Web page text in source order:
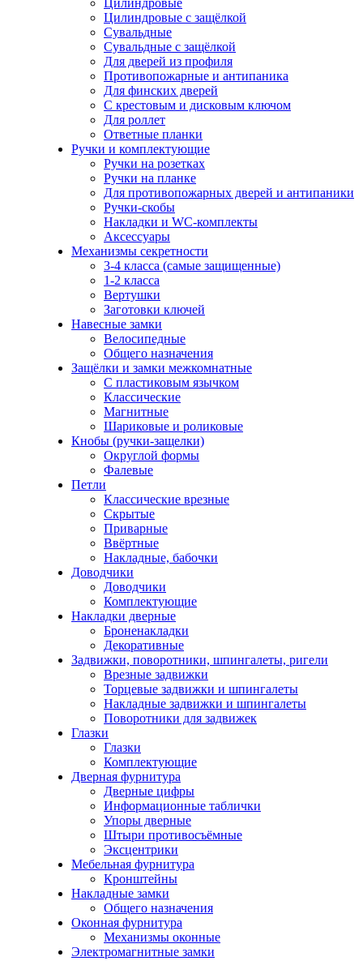
Цилиндровые
Цилиндровые с защёлкой
Сувальдные
Сувальдные с защёлкой
Для дверей из профиля
Противопожарные и антипаника
Для финских дверей
С крестовым и дисковым ключом
Для роллет
Ответные планки
Ручки и комплектующие
Ручки на розетках
Ручки на планке
Для противопожарных дверей и антипаники
Ручки-скобы
Накладки и WC-комплекты
Аксессуары
Механизмы секретности
3-4 класса (самые защищенные)
1-2 класса
Вертушки
Заготовки ключей
Навесные замки
Велосипедные
Общего назначения
Защёлки и замки межкомнатные
С пластиковым язычком
Классические
Магнитные
Шариковые и роликовые
Кнобы (ручки-защелки)
Округлой формы
Фалевые
Петли
Классические врезные
Скрытые
Приварные
Ввёртные
Накладные, бабочки
Доводчики
Доводчики
Комплектующие
Накладки дверные
Броненакладки
Декоративные
Задвижки, поворотники, шпингалеты, ригели
Врезные задвижки
Торцевые задвижки и шпингалеты
Накладные задвижки и шпингалеты
Поворотники для задвижек
Глазки
Глазки
Комплектующие
Дверная фурнитура
Дверные цифры
Информационные таблички
Упоры дверные
Штыри противосъёмные
Эксцентрики
Мебельная фурнитура
Кронштейны
Накладные замки
Общего назначения
Оконная фурнитура
Механизмы оконные
Электромагнитные замки